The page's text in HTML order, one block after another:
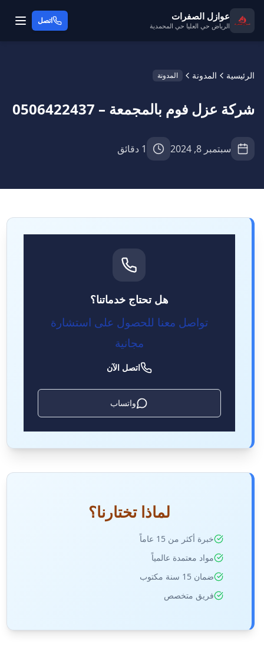
عوازل الصفرات
الرياض حي العليا حي المحمدية
اتصل
الرئيسية المدونة المدونة
شركة عزل فوم بالمجمعة – 0506422437
سبتمبر 8, 2024 1 دقائق
هل تحتاج خدماتنا؟
تواصل معنا للحصول على استشارة
مجانية
اتصل الآن
واتساب
لماذا تختارنا؟
خبرة أكثر من 15 عاماً
مواد معتمدة عالمياً
ضمان 15 سنة مكتوب
فريق متخصص